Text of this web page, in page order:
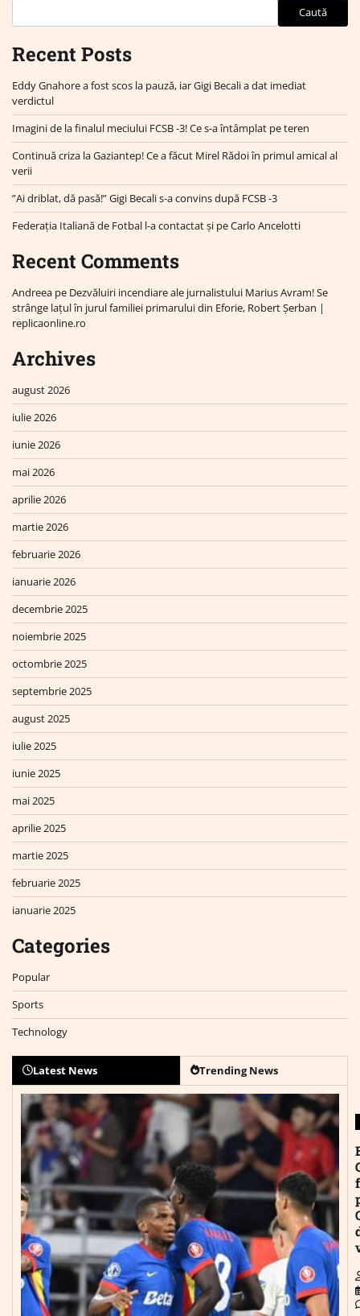
Caută
Recent Posts
Eddy Gnahore a fost scos la pauză, iar Gigi Becali a dat imediat
verdictul
Imagini de la finalul meciului FCSB -3! Ce s-a întâmplat pe teren
Continuă criza la Gaziantep! Ce a făcut Mirel Rădoi în primul amical al
verii
”Ai driblat, dă pasă!” Gigi Becali s-a convins după FCSB -3
Federația Italiană de Fotbal l-a contactat și pe Carlo Ancelotti
Recent Comments
Andreea pe Dezvăluiri incendiare ale jurnalistului Marius Avram! Se
strânge lațul în jurul familiei primarului din Eforie, Robert Șerban |
replicaonline.ro
Archives
august 2026
iulie 2026
iunie 2026
mai 2026
aprilie 2026
martie 2026
februarie 2026
ianuarie 2026
decembrie 2025
noiembrie 2025
octombrie 2025
septembrie 2025
august 2025
iulie 2025
iunie 2025
mai 2025
aprilie 2025
martie 2025
februarie 2025
ianuarie 2025
Categories
Popular
Sports
Technology
Latest News Trending News